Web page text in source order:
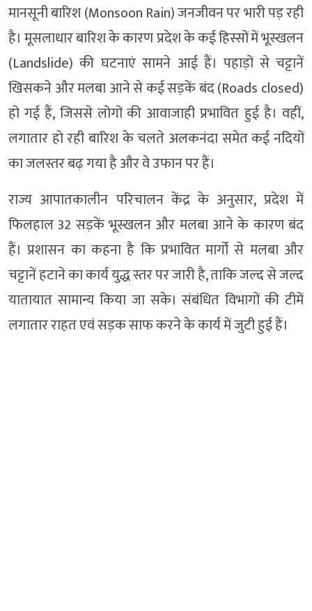
मानसूनी बारिश (Monsoon Rain) जनजीवन पर भारी पड़ रही
है। मूसलाधार बारिश के कारण प्रदेश के कई हिस्सों में भूस्खलन
(Landslide) की घटनाएं सामने आई हैं। पहाड़ों से चट्टानें
खिसकने और मलबा आने से कई सड़कें बंद (Roads closed)
हो गई हैं, जिससे लोगों की आवाजाही प्रभावित हुई है। वहीं,
लगातार हो रही बारिश के चलते अलकनंदा समेत कई नदियों
का जलस्तर बढ़ गया है और वे उफान पर हैं।
राज्य आपातकालीन परिचालन केंद्र के अनुसार, प्रदेश में
फिलहाल 32 सड़कें भूस्खलन और मलबा आने के कारण बंद
हैं। प्रशासन का कहना है कि प्रभावित मार्गों से मलबा और
चट्टानें हटाने का कार्य युद्ध स्तर पर जारी है, ताकि जल्द से जल्द
यातायात सामान्य किया जा सके। संबंधित विभागों की टीमें
लगातार राहत एवं सड़क साफ करने के कार्य में जुटी हुई हैं।